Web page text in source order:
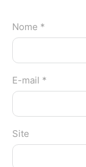
Nome *
E-mail *
Site